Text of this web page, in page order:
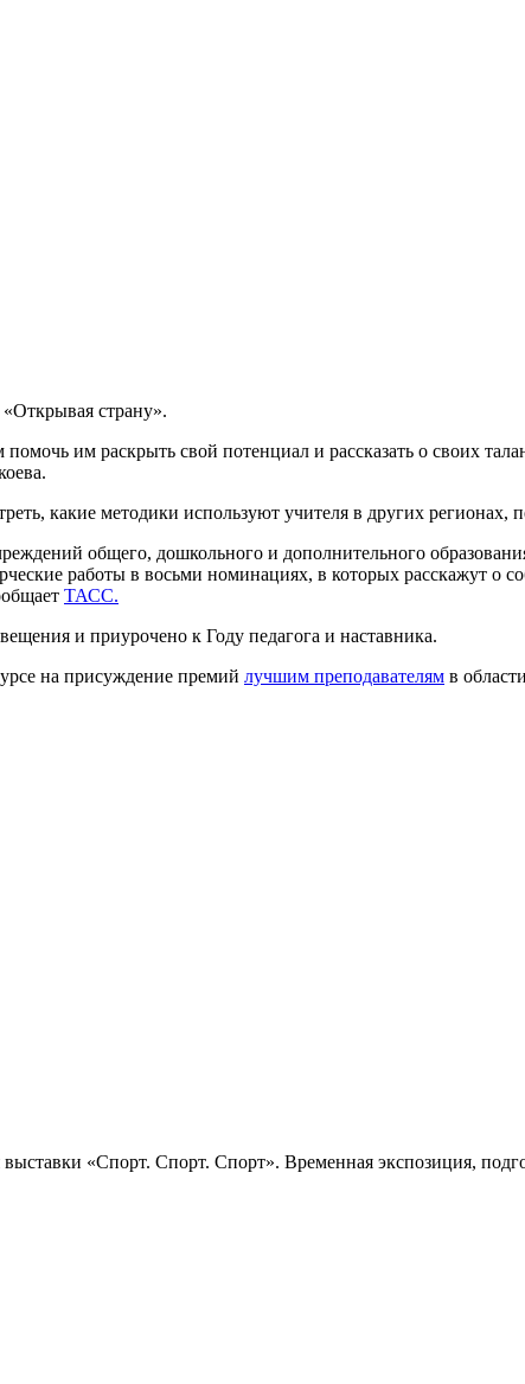
страну».
им раскрыть свой потенциал и рассказать о своих
какие методики используют учителя в других регионах,
общего, дошкольного и дополнительного
работы в восьми номинациях, в которых расскажут о
ТАСС.
и приурочено к Году педагога и наставника.
на присуждение премий лучшим преподавателям в
«Спорт. Спорт. Спорт». Временная экспозиция,